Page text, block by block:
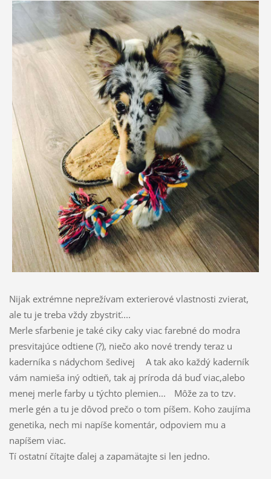
Nijak extrémne neprežívam exterierové vlastnosti zvierat,
ale tu je treba vždy zbystriť....
Merle sfarbenie je také ciky caky viac farebné do modra
presvitajúce odtiene (?), niečo ako nové trendy teraz u
kaderníka s nádychom šedivej
A tak ako každý kaderník
vám namieša iný odtieň, tak aj príroda dá buď viac,alebo
menej merle farby u týchto plemien...
Môže za to tzv.
merle gén a tu je dôvod prečo o tom píšem. Koho zaujíma
genetika, nech mi napíše komentár, odpoviem mu a
napíšem viac.
Tí ostatní čítajte ďalej a zapamätajte si len jedno.